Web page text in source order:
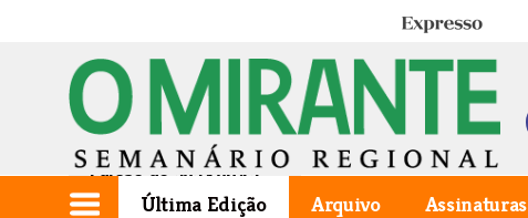
Expresso
Última Edição Arquivo Assinaturas
Edição de 2024.09.12